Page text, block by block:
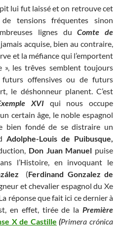
lui fut laissé et on retrouve cet
tensions fréquentes sinon
lignes duComte de
acquise, bien au contraire,
et la méfiance qui l’emportent
», les trêves semblent toujours
futurs offensives ou de futurs
le déshonneur planent. C’est
XVI
qui nous occupe
certain âge, le noble espagnol
bien fondé de se distraire un
Adolphe-Louis de Puibusque,
Don Juan Manuel puise
l’Histoire, en invoquant le
(Ferdinand Gonzalez de
et chevalier espagnol du Xe
réponse que fait ici ce dernier à
en effet, tirée de la Première
X de Castille (Primera crónica